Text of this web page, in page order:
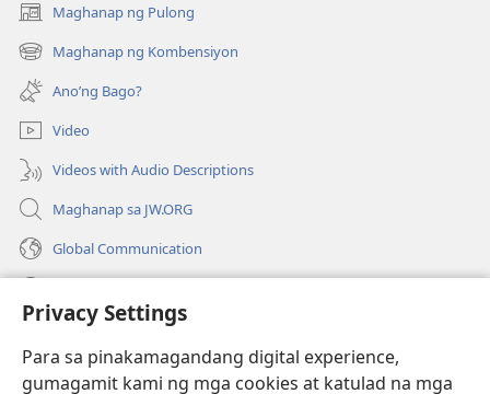
Privacy Settings
Para sa pinakamagandang digital experience,
gumagamit kami ng mga cookies at katulad na mga
Maghanap ng Pulong
(may
bubukas
na
bagong
window)
Maghanap ng Kombensiyon
(may
bubukas
na
bagong
window)
Ano’ng Bago?
Video
Videos with Audio Descriptions
Maghanap sa JW.ORG
Global Communication
(may